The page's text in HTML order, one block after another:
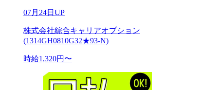
07月24日UP
株式会社綜合キャリアオプション
(1314GH0810G32★93-N)
時給1,320円〜